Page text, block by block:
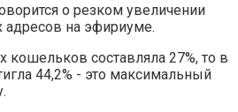
о резком увеличении
адресов на эфириуме.
кошельков составляла 27%, то в
44,2% - это максимальный